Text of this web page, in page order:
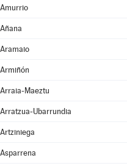
Amurrio
Añana
Aramaio
Armiñón
Arraia-Maeztu
Arratzua-Ubarrundia
Artziniega
Asparrena